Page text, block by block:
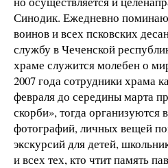
Синодик. Ежедневно
воинов и всех псковских
службу в Чеченской
храме служится молебен о
2007 года сотрудники храма
февраля до середины марта
скорби», тогда организуются
фотографий, личных вещей
экскурсий для детей,
и всех тех, кто чтит память